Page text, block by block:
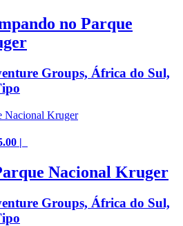
no Parque
Groups, África do Sul,
|
Nacional Kruger
Groups, África do Sul,